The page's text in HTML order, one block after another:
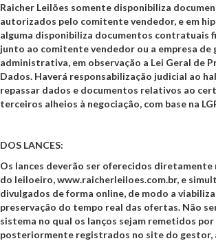
Raicher Leilões somente disponibiliza
autorizados pelo comitente vendedor, e em
alguma disponibiliza documentos contratuais
junto ao comitente vendedor ou a empresa de
administrativa, em observação a Lei Geral de
Dados. Haverá responsabilização judicial ao
repassar dados e documentos relativos ao
terceiros alheios à negociação, com base na
DOS LANCES:
Os lances deverão ser oferecidos diretamente
do leiloeiro, www.raicherleiloes.com.br, e
divulgados de forma online, de modo a
preservação do tempo real das ofertas. Não
sistema no qual os lanços sejam remetidos por
posteriormente registrados no site do gestor,